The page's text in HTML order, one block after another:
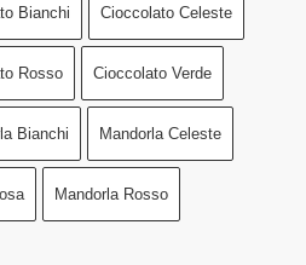
Bianchi Cioccolato Celeste
Rosso Cioccolato Verde
Bianchi Mandorla Celeste
Mandorla Rosso